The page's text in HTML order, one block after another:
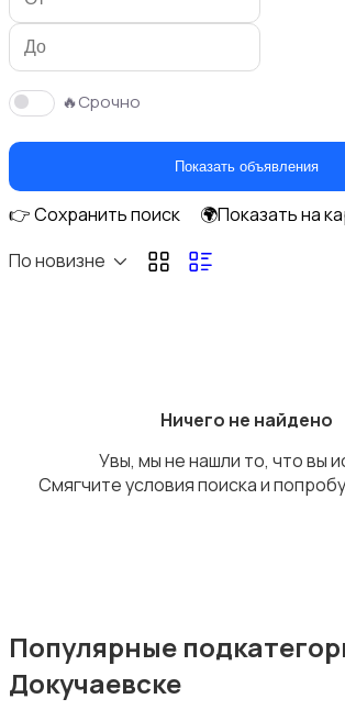
Окна
Отопление и вентиляция
🔥Срочно
Показать объявления
👉 Сохранить поиск
🌍Показать на
По новизне
Ничего не найдено
Увы, мы не нашли то, что вы
Смягчите условия поиска и
Популярные
Докучаевске